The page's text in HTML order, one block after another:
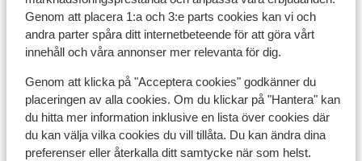
Genom att placera 1:a och 3:e parts cookies kan vi och
andra parter spåra ditt internetbeteende för att göra vårt
innehåll och våra annonser mer relevanta för dig.
Genom att klicka på "Acceptera cookies" godkänner du
placeringen av alla cookies. Om du klickar på "Hantera" kan
du hitta mer information inklusive en lista över cookies där
du kan välja vilka cookies du vill tillåta. Du kan ändra dina
preferenser eller återkalla ditt samtycke när som helst.
Avstånd till skidbuss ca 150 m
Avstånd till skidlift maierl är ca 900 m: fleckalm är
ca 4 km; pengelstein-lift är ca 3 km
Närmaste butiker ca 1,5 km
Närmaste restaurang ca 300 m
Liftkort/Utrustning/Skidskola